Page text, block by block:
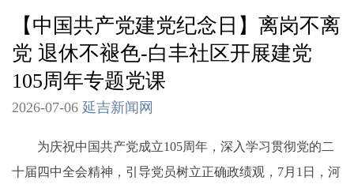
【中国共产党建党纪念日】离岗不离
党 退休不褪色-白丰社区开展建党
105周年专题党课
2026-07-06 延吉新闻网
为庆祝中国共产党成立105周年，深入学习贯彻党的二
十届四中全会精神，引导党员树立正确政绩观，7月1日，河